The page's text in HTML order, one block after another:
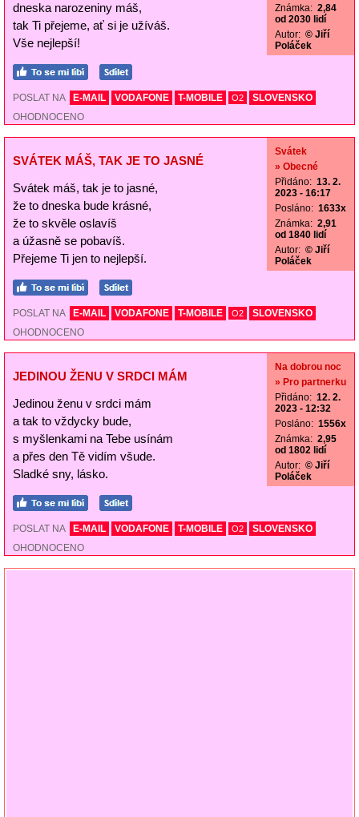
dneska narozeniny máš,
tak Ti přejeme, ať si je užíváš.
Vše nejlepší!
Známka: 2,84
od 2030 lidí
Autor: © Jiří
Poláček
POSLAT NA E-MAIL VODAFONE T-MOBILE O2
SLOVENSKO
OHODNOCENO
SVÁTEK MÁŠ, TAK JE TO JASNÉ
Svátek máš, tak je to jasné,
že to dneska bude krásné,
že to skvěle oslavíš
a úžasně se pobavíš.
Přejeme Ti jen to nejlepší.
Svátek
» Obecné
Přidáno: 13. 2.
2023 - 16:17
Posláno: 1633x
Známka: 2,91
od 1840 lidí
Autor: © Jiří
Poláček
POSLAT NA E-MAIL VODAFONE T-MOBILE O2
SLOVENSKO
OHODNOCENO
JEDINOU ŽENU V SRDCI MÁM
Jedinou ženu v srdci mám
a tak to vždycky bude,
s myšlenkami na Tebe usínám
a přes den Tě vidím všude.
Sladké sny, lásko.
Na dobrou noc
» Pro partnerku
Přidáno: 12. 2.
2023 - 12:32
Posláno: 1556x
Známka: 2,95
od 1802 lidí
Autor: © Jiří
Poláček
POSLAT NA E-MAIL VODAFONE T-MOBILE O2
SLOVENSKO
OHODNOCENO